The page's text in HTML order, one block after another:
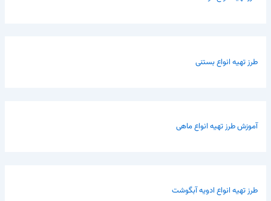
طرز تهیه انواع بستنی
آموزش طرز تهیه انواع ماهی
طرز تهیه انواع ادویه آبگوشت